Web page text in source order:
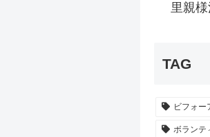
里親
TAG
ビフォー
ボランテ